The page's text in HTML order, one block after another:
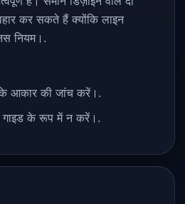
कर सकते हैं क्योंकि लाइन
नियम।.
आकार की जांच करें।.
गाइड के रूप में न करें।.